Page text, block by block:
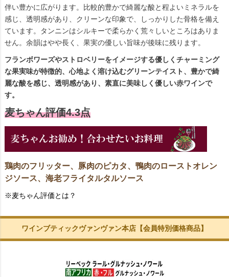
伴い豊かに広がります。比較的豊かで綺麗な酸と程よいミネラルを
感じ、透明感があり、クリーンな印象で、しっかりした骨格を備え
ています。タンニンはシルキーで柔らかく荒々しいところはありま
せん。余韻はやや長く、果実の優しい旨味が後味に残ります。
フランボワーズやストロベリーをイメージする優しくチャーミング
な果実味が特徴的、心地よく溶け込むグリーンテイスト、豊かで綺
麗な酸を感じ、透明感があり、素直に美味しく優しい赤ワインで
す。
麦ちゃん評価4.3点
鶏肉のフリッター、豚肉のピカタ、鴨肉のローストオレン
ジソース、海老フライタルタルソース
※麦ちゃん評価とは？
ワインブティックヴァンヴァン本店【会員特別価格商品】